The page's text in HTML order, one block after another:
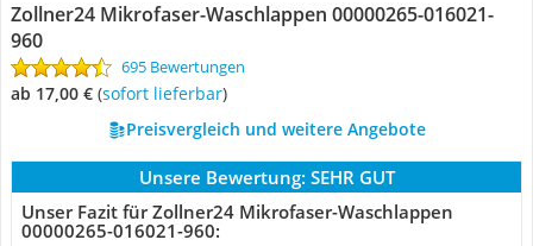
Zollner24 Mikrofaser-Waschlappen ‎00000265-016021-
960
695 Bewertungen
ab 17,00 € ( Sofort lieferbar)
Preisvergleich und weitere Angebote
Unsere Bewertung: SEHR GUT
Unser Fazit für Zollner24 Mikrofaser-Waschlappen
‎00000265-016021-960: